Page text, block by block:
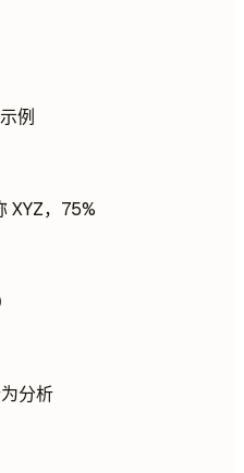
例
XYZ，75%
分析